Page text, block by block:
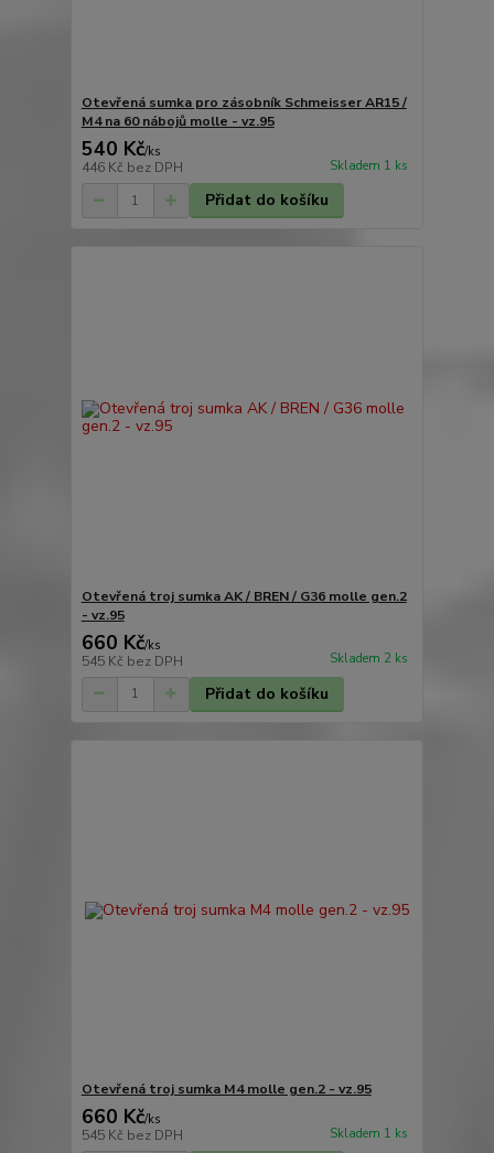
Otevřená sumka pro zásobník Schmeisser AR15 /
M4 na 60 nábojů molle - vz.95
540 Kč/ks
446 Kč bez DPH Skladem 1 ks
Přidat do košíku
Otevřená troj sumka AK / BREN / G36 molle gen.2
- vz.95
660 Kč/ks
545 Kč bez DPH Skladem 2 ks
Přidat do košíku
Otevřená troj sumka M4 molle gen.2 - vz.95
660 Kč/ks
545 Kč bez DPH Skladem 1 ks